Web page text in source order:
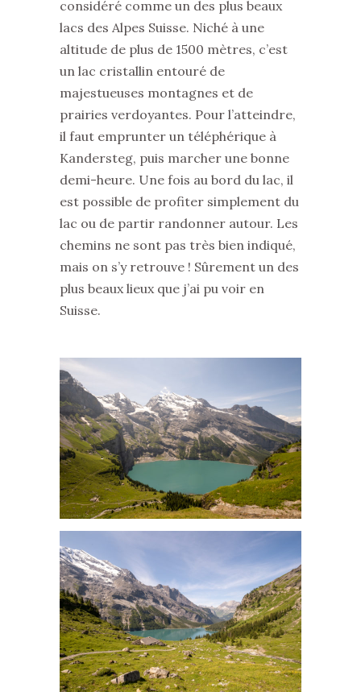
considéré comme un des plus beaux
lacs des Alpes Suisse. Niché à une
altitude de plus de 1500 mètres, c’est
un lac cristallin entouré de
majestueuses montagnes et de
prairies verdoyantes. Pour l’atteindre,
il faut emprunter un téléphérique à
Kandersteg, puis marcher une bonne
demi-heure. Une fois au bord du lac, il
est possible de profiter simplement du
lac ou de partir randonner autour. Les
chemins ne sont pas très bien indiqué,
mais on s’y retrouve ! Sûrement un des
plus beaux lieux que j’ai pu voir en
Suisse.